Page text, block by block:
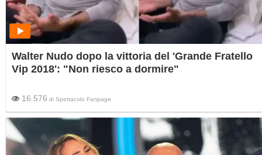
Walter Nudo dopo la vittoria del 'Grande Fratello
Vip 2018': "Non riesco a dormire"
16.576 di Spettacolo Fanpage